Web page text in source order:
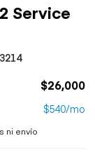
Service
$26,000
$540/mo
ni envío